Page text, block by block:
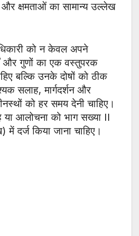
और क्षमताओं का सामान्य उल्लेख
को न केवल अपने
और गुणों का एक वस्तुपरक
बल्कि उनके दोषों को ठीक
सलाह, मार्गदर्शन और
को हर समय देनी चाहिए।
आलोचना को भाग सख्या II
दर्ज किया जाना चाहिए।